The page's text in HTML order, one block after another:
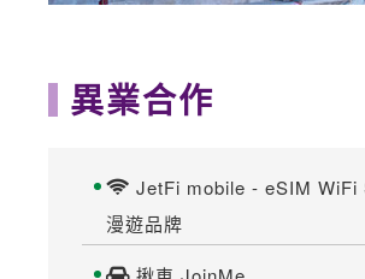
異業合作
JetFi mobile - eSIM WiFi
漫遊品牌